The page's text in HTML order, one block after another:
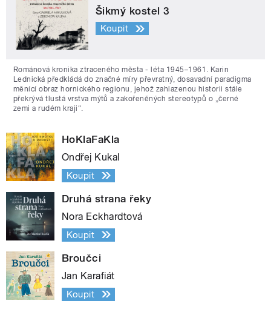
Šikmý kostel 3
Koupit
Románová kronika ztraceného města - léta 1945–1961. Karin
Lednická předkládá do značné míry převratný, dosavadní paradigma
měnící obraz hornického regionu, jehož zahlazenou historii stále
překrývá tlustá vrstva mýtů a zakořeněných stereotypů o „černé
zemi a rudém kraji“.
HoKlaFaKla
Ondřej Kukal
Koupit
Druhá strana řeky
Nora Eckhardtová
Koupit
Broučci
Jan Karafiát
Koupit